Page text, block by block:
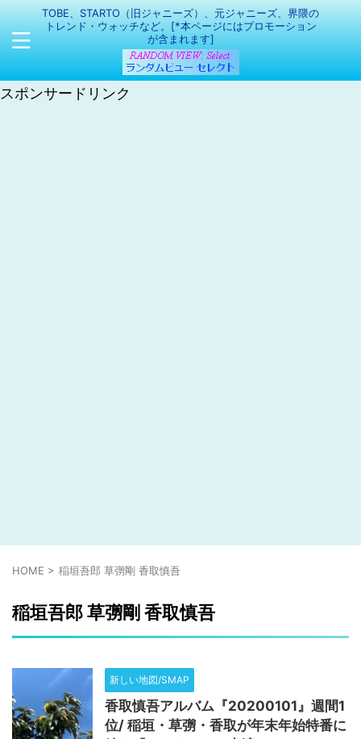
TOBE、STARTO（旧ジャニーズ）、元ジャニーズ、界隈の
トレンド・ウォッチなど。[*本ページにはプロモーション
が含まれます]
スポンサードリンク
HOME > 稲垣吾郎 草彅剛 香取慎吾
稲垣吾郎 草彅剛 香取慎吾
新しい地図/SMAP
香取慎吾アルバム『20200101』週間1
位/ 稲垣・草彅・香取が年末年始特番に